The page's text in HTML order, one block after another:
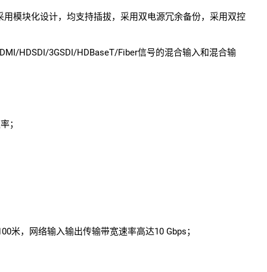
模块化设计，均支持插拔，采用双电源冗余备份，采用双控
HDSDI/3GSDI/HDBaseT/Fiber信号的混合输入和混合输
；
米，网络输入输出传输带宽速率高达10 Gbps；